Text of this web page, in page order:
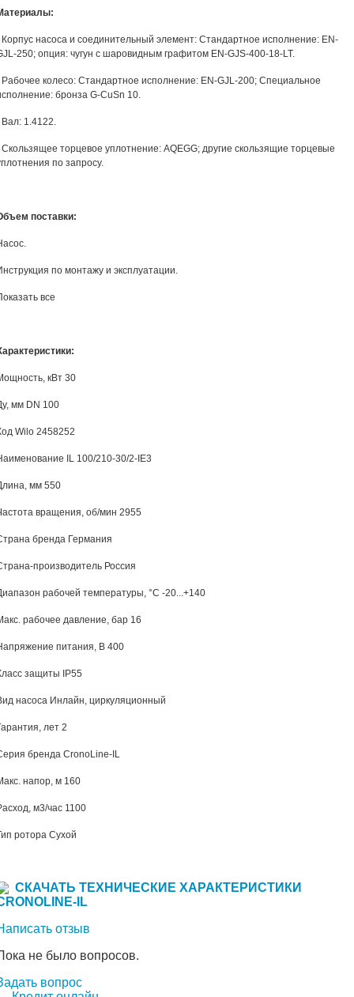
Корпус насоса и соединительный элемент: Стандартное исполнение: EN-
250; опция: чугун с шаровидным графитом EN-GJS-400-18-LT.
Рабочее колесо: Стандартное исполнение: EN-GJL-200; Специальное
бронза G-CuSn 10.
Вал: 1.4122.
Скользящее торцевое уплотнение: AQEGG; другие скользящие торцевые
по запросу.
поставки:
по монтажу и эксплуатации.
все
кВт 30
мм DN 100
Wilo 2458252
IL 100/210-30/2-IE3
мм 550
вращения, об/мин 2955
бренда Германия
производитель Россия
рабочей температуры, °С -20...+140
рабочее давление, бар 16
питания, В 400
защиты IP55
насоса Инлайн, циркуляционный
лет 2
бренда CronoLine-IL
напор, м 160
м3/час 1100
ротора Сухой
СКАЧАТЬ ТЕХНИЧЕСКИЕ ХАРАКТЕРИСТИКИ
IL
отзыв
не было вопросов.
вопрос